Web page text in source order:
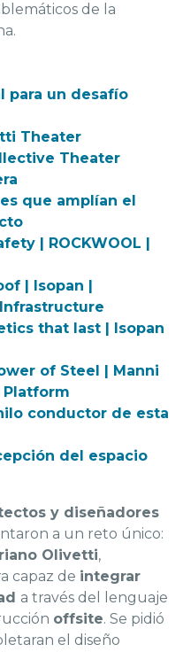
de la
para un desafío
Theater
Theater
que amplían el
| ROCKWOOL |
| Isopan |
that last | Isopan
of Steel | Manni
Platform
conductor de esta
del espacio
y diseñadores
a un reto único:
Olivetti,
capaz de integrar
a través del lenguaje
offsite. Se pidió
el diseño